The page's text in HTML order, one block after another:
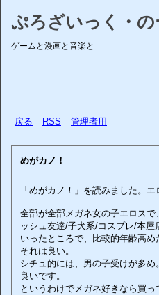
ぷろざいっく・の
ゲームと漫画と音楽と
戻る RSS 管理者用
めがカノ！
「めがカノ！」を読みました。
全部が全部メガネ女の子エロス
ッシュ友達/子犬系/コスプレ/本
いったところで、比較的年齢高め
それは良い。
シチュ的には、男の子受けが多め
良いです。
というわけでメガネ好きなら買っ